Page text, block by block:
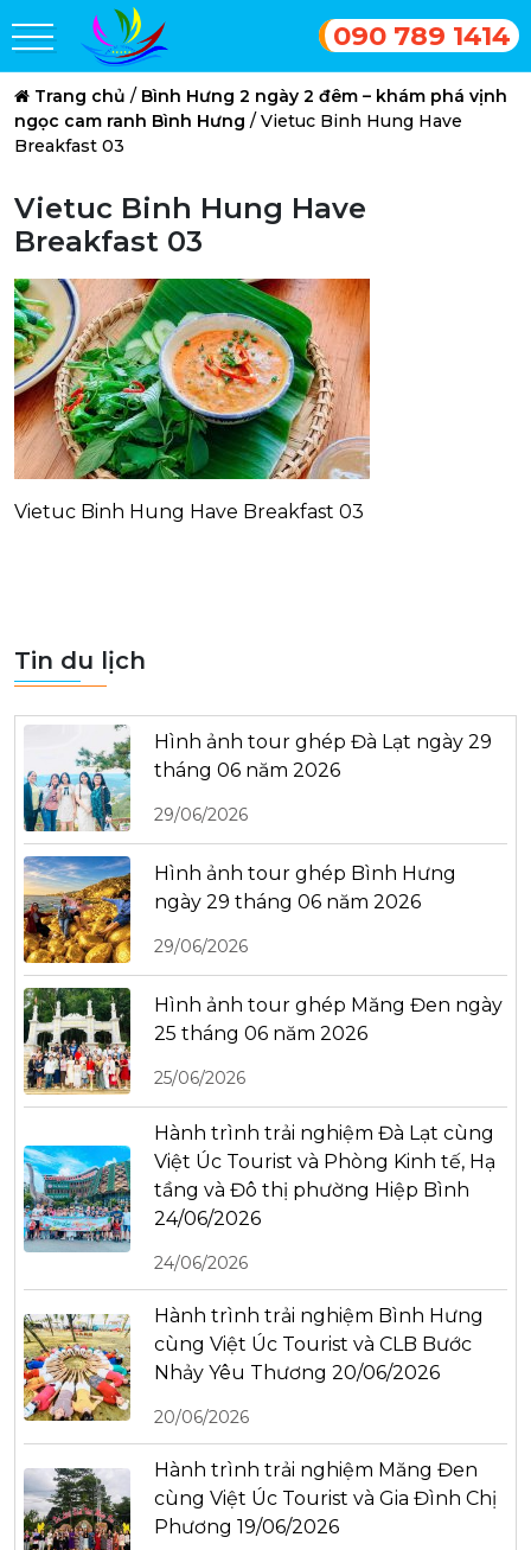
090 789 1414
Trang chủ / Bình Hưng 2 ngày 2 đêm – khám phá vịnh
ngọc cam ranh Bình Hưng / Vietuc Binh Hung Have
Breakfast 03
Vietuc Binh Hung Have
Breakfast 03
Vietuc Binh Hung Have Breakfast 03
Tin du lịch
Hình ảnh tour ghép Đà Lạt ngày 29
tháng 06 năm 2026
29/06/2026
Hình ảnh tour ghép Bình Hưng
ngày 29 tháng 06 năm 2026
29/06/2026
Hình ảnh tour ghép Măng Đen ngày
25 tháng 06 năm 2026
25/06/2026
Hành trình trải nghiệm Đà Lạt cùng
Việt Úc Tourist và Phòng Kinh tế, Hạ
tầng và Đô thị phường Hiệp Bình
24/06/2026
24/06/2026
Hành trình trải nghiệm Bình Hưng
cùng Việt Úc Tourist và CLB Bước
Nhảy Yêu Thương 20/06/2026
20/06/2026
Hành trình trải nghiệm Măng Đen
cùng Việt Úc Tourist và Gia Đình Chị
Phương 19/06/2026